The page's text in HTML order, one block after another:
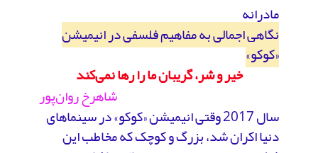
مادرانه
نگاهی اجمالی به مفاهیم فلسفی در انیمیشن
«کوکو»
خیر و شر، گریبان ما را رها نمی‌کند
شاهرخ روان‌پور
سال 2017 وقتی انیمیشن «کوکو» در سینماهای
دنیا اکران شد، بزرگ و کوچک که مخاطب این